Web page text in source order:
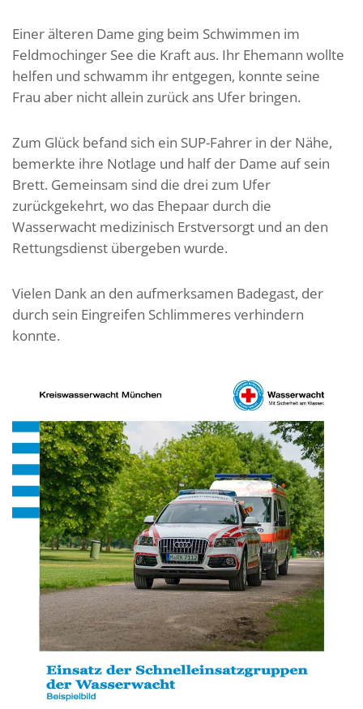
Einer älteren Dame ging beim Schwimmen im
Feldmochinger See die Kraft aus. Ihr Ehemann wollte
helfen und schwamm ihr entgegen, konnte seine
Frau aber nicht allein zurück ans Ufer bringen.
Zum Glück befand sich ein SUP-Fahrer in der Nähe,
bemerkte ihre Notlage und half der Dame auf sein
Brett. Gemeinsam sind die drei zum Ufer
zurückgekehrt, wo das Ehepaar durch die
Wasserwacht medizinisch Erstversorgt und an den
Rettungsdienst übergeben wurde.
Vielen Dank an den aufmerksamen Badegast, der
durch sein Eingreifen Schlimmeres verhindern
konnte.